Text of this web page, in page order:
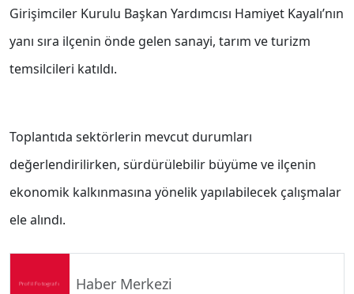
Girişimciler Kurulu Başkan Yardımcısı Hamiyet Kayalı’nın
yanı sıra ilçenin önde gelen sanayi, tarım ve turizm
temsilcileri katıldı.
Toplantıda sektörlerin mevcut durumları
değerlendirilirken, sürdürülebilir büyüme ve ilçenin
ekonomik kalkınmasına yönelik yapılabilecek çalışmalar
ele alındı.
Haber Merkezi